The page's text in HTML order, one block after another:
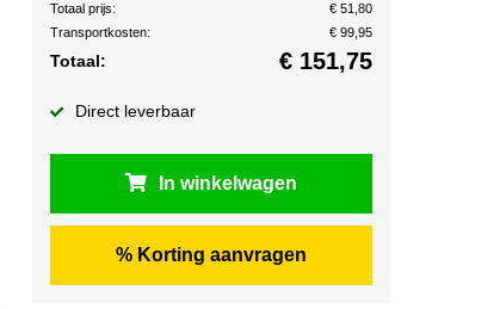
Totaal prijs:
€ 51,80
Transportkosten:
€ 99,95
Totaal: € 151,75
Direct leverbaar
In winkelwagen
% Korting aanvragen